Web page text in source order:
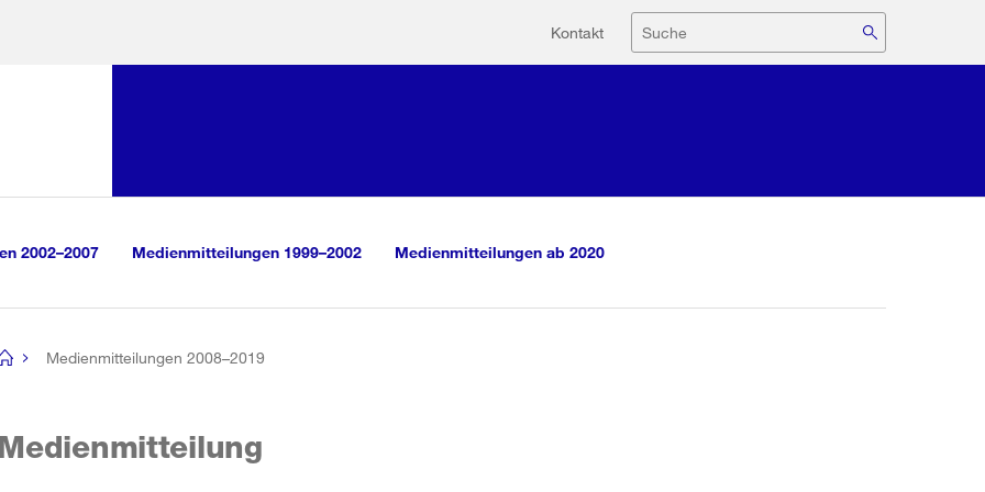
Hilfsnavigation
Kontakt Suche
2002–2007 Medienmitteilungen 1999–2002 Medienmitteilungen ab 2020
Medienmitteilungen 2008–2019